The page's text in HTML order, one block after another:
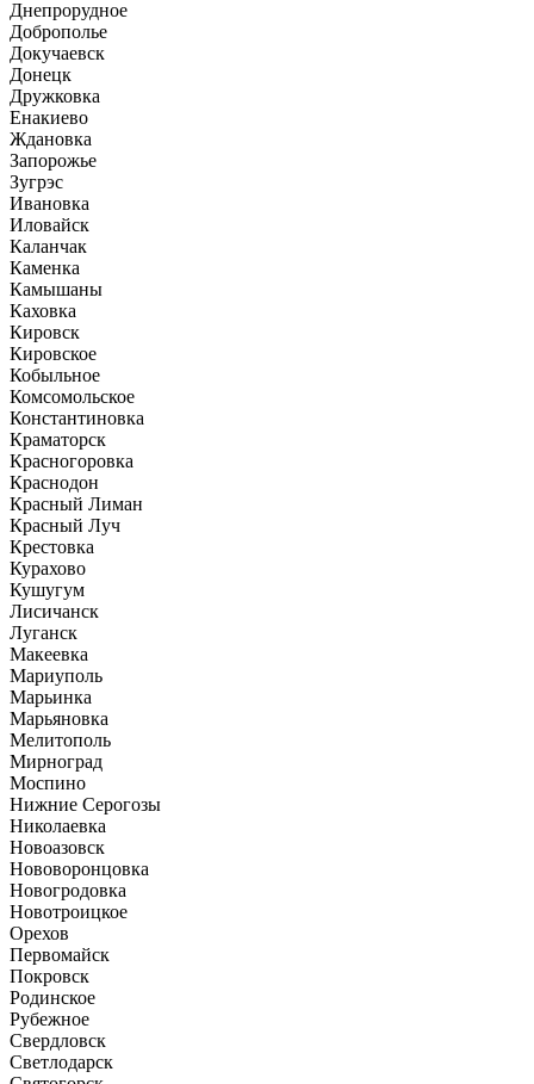
Днепрорудное
Доброполье
Докучаевск
Донецк
Дружковка
Енакиево
Ждановка
Запорожье
Зугрэс
Ивановка
Иловайск
Каланчак
Каменка
Камышаны
Каховка
Кировск
Кировское
Кобыльное
Комсомольское
Константиновка
Краматорск
Красногоровка
Краснодон
Красный Лиман
Красный Луч
Крестовка
Курахово
Кушугум
Лисичанск
Луганск
Макеевка
Мариуполь
Марьинка
Марьяновка
Мелитополь
Мирноград
Моспино
Нижние Серогозы
Николаевка
Новоазовск
Нововоронцовка
Новогродовка
Новотроицкое
Орехов
Первомайск
Покровск
Родинское
Рубежное
Свердловск
Светлодарск